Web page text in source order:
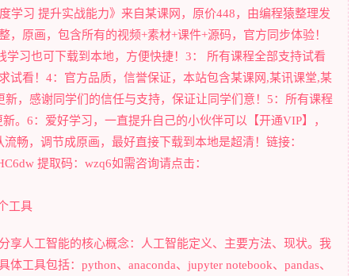
学习 提升实战能力》来自某课网，原价448，由编程猿整理发
原画，包含所有的视频+素材+课件+源码，官方同步体验！
学习也可下载到本地，方便快捷！3： 所有课程全部支持试看
试看！4：官方品质，信誉保证，本站包含某课网,某讯课堂,某
，感谢同学们的信任与支持，保证让同学们意！5：所有课程
。6：爱好学习，一直提升自己的小伙伴可以【开通VIP】，
畅，调节成原画，最好直接下载到本地是超清！链接：
提取码：wzq6如需咨询请点击：
工具
享人工智能的核心概念：人工智能定义、主要方法、现状。我
工具包括：python、anaconda、jupyter notebook、pandas、